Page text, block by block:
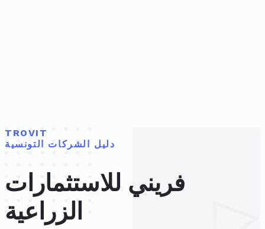
TROVIT
دليل الشركات التونسية
فريني للاستثمارات
الزراعية